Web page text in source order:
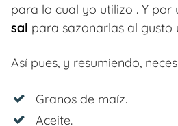
para lo cual yo utilizo . Y por
sal para sazonarlas al gusto
Así pues, y resumiendo,
Granos de maíz.
Aceite.